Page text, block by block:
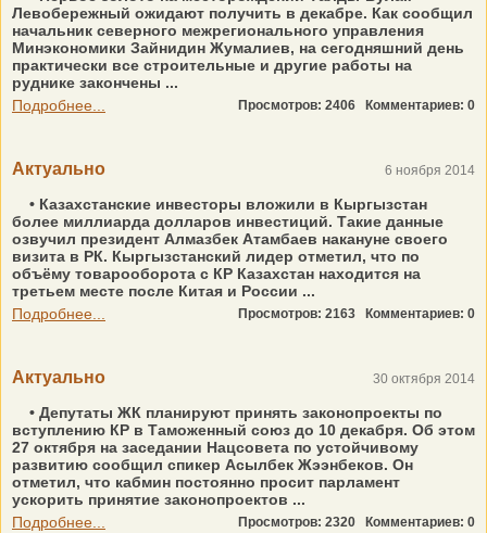
Левобережный ожидают получить в декабре. Как сообщил
начальник северного межрегионального управления
Минэкономики Зайнидин Жумалиев, на сегодняшний день
практически все строительные и другие работы на
руднике закончены ...
Подробнее...
Просмотров: 2406 Комментариев: 0
Актуально 6 ноября 2014
• Казахстанские инвесторы вложили в Кыргызстан
более миллиарда долларов инвестиций. Такие данные
озвучил президент Алмазбек Атамбаев накануне своего
визита в РК. Кыргызстанский лидер отметил, что по
объёму товарооборота с КР Казахстан находится на
третьем месте после Китая и России ...
Подробнее...
Просмотров: 2163 Комментариев: 0
Актуально 30 октября 2014
• Депутаты ЖК планируют принять законопроекты по
вступлению КР в Таможенный союз до 10 декабря. Об этом
27 октября на заседании Нацсовета по устойчивому
развитию сообщил спикер Асылбек Жээнбеков. Он
отметил, что кабмин постоянно просит парламент
ускорить принятие законопроектов ...
Подробнее...
Просмотров: 2320 Комментариев: 0